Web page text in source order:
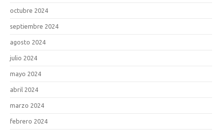
octubre 2024
septiembre 2024
agosto 2024
julio 2024
mayo 2024
abril 2024
marzo 2024
febrero 2024